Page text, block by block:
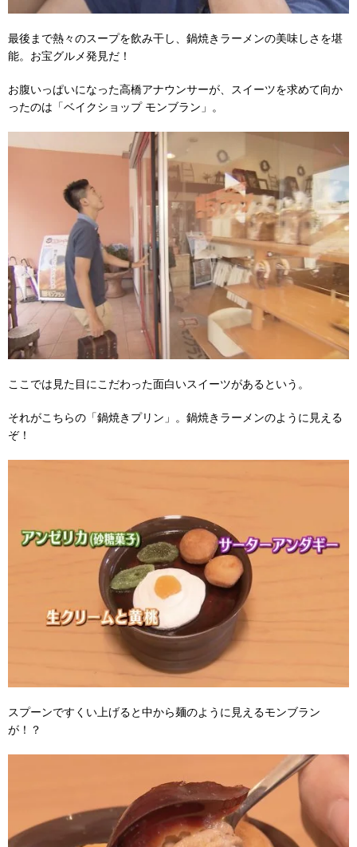
最後まで熱々のスープを飲み干し、鍋焼きラーメンの美味しさを堪
能。お宝グルメ発見だ！
お腹いっぱいになった高橋アナウンサーが、スイーツを求めて向か
ったのは「ベイクショップ モンブラン」。
ここでは見た目にこだわった面白いスイーツがあるという。
それがこちらの「鍋焼きプリン」。鍋焼きラーメンのように見える
ぞ！
スプーンですくい上げると中から麺のように見えるモンブラン
が！？